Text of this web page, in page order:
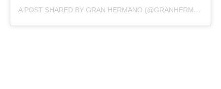
A POST SHARED BY GRAN HERMANO (@GRANHERMANOAR)